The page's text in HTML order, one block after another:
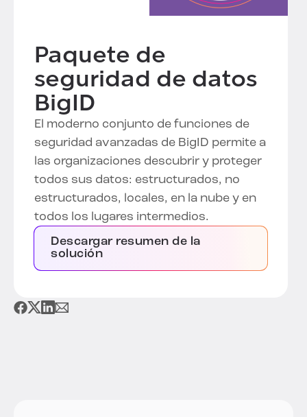
Paquete de
seguridad de datos
BigID
El moderno conjunto de funciones de
seguridad avanzadas de BigID permite a
las organizaciones descubrir y proteger
todos sus datos: estructurados, no
estructurados, locales, en la nube y en
todos los lugares intermedios.
Descargar resumen de la
solución